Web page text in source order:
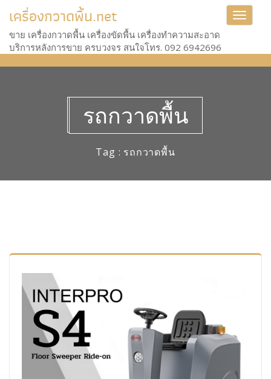
Toggle
เครื่องกวาดพื้น.net
ขาย เครื่องกวาดพื้น เครื่องขัดพื้น เครื่องทำความสะอาด
บริการหลังการขาย ครบวงจร สนใจโทร. 092 6942696
รถกวาดพื้น
Tag : รถกวาดพื้น